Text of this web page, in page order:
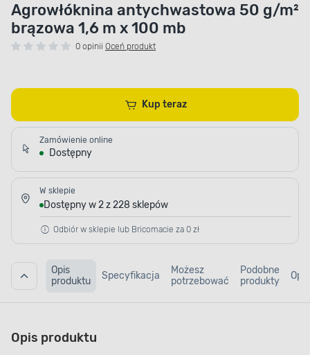
Agrowłóknina antychwastowa 50 g/m²
brązowa 1,6 m x 100 mb
0 opinii Oceń produkt
Kup teraz
Zamówienie online
Dostępny
W sklepie
Dostępny w 2 z 228 sklepów
Odbiór w sklepie lub Bricomacie za 0 zł
Opis
produktu
Specyfikacja
Możesz
potrzebować
Podobne
produkty
Opis produktu